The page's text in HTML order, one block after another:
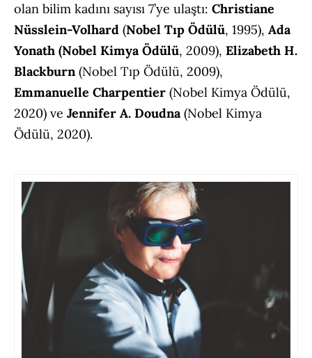
olan bilim kadını sayısı 7’ye ulaştı: Christiane
Nüsslein-Volhard (Nobel Tıp Ödülü, 1995), Ada
Yonath (Nobel Kimya Ödülü, 2009), Elizabeth H.
Blackburn(Nobel Tıp Ödülü, 2009),
Emmanuelle Charpentier (Nobel Kimya Ödülü,
2020) ve Jennifer A. Doudna(Nobel Kimya
Ödülü, 2020).